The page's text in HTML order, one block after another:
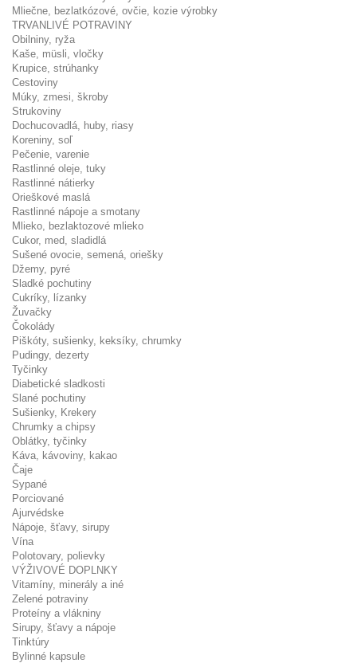
Mliečne, bezlatkózové, ovčie, kozie výrobky
TRVANLIVÉ POTRAVINY
Obilniny, ryža
Kaše, müsli, vločky
Krupice, strúhanky
Cestoviny
Múky, zmesi, škroby
Strukoviny
Dochucovadlá, huby, riasy
Koreniny, soľ
Pečenie, varenie
Rastlinné oleje, tuky
Rastlinné nátierky
Orieškové maslá
Rastlinné nápoje a smotany
Mlieko, bezlaktozové mlieko
Cukor, med, sladidlá
Sušené ovocie, semená, oriešky
Džemy, pyré
Sladké pochutiny
Cukríky, lízanky
Žuvačky
Čokolády
Piškóty, sušienky, keksíky, chrumky
Pudingy, dezerty
Tyčinky
Diabetické sladkosti
Slané pochutiny
Sušienky, Krekery
Chrumky a chipsy
Oblátky, tyčinky
Káva, kávoviny, kakao
Čaje
Sypané
Porciované
Ajurvédske
Nápoje, šťavy, sirupy
Vína
Polotovary, polievky
VÝŽIVOVÉ DOPLNKY
Vitamíny, minerály a iné
Zelené potraviny
Proteíny a vlákniny
Sirupy, šťavy a nápoje
Tinktúry
Bylinné kapsule